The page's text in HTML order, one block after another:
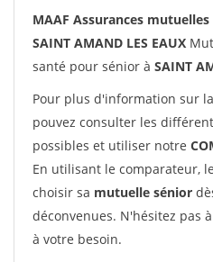
MAAF Assurances
SAINT AMAND LES EAUX
santé pour sénior à SAINT
Pour plus d'information sur
pouvez consulter les
possibles et utiliser notre
En utilisant le comparateur,
choisir sa mutuelle sénior
déconvenues. N'hésitez pas
à votre besoin.